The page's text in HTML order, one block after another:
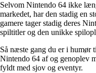
Selvom Nintendo 64 ikke
markedet, har den stadig en
gamere tager stadig deres
spiltitler og den unikke
Så næste gang du er i humør
Nintendo 64 af og genoplev
fyldt med sjov og eventyr.